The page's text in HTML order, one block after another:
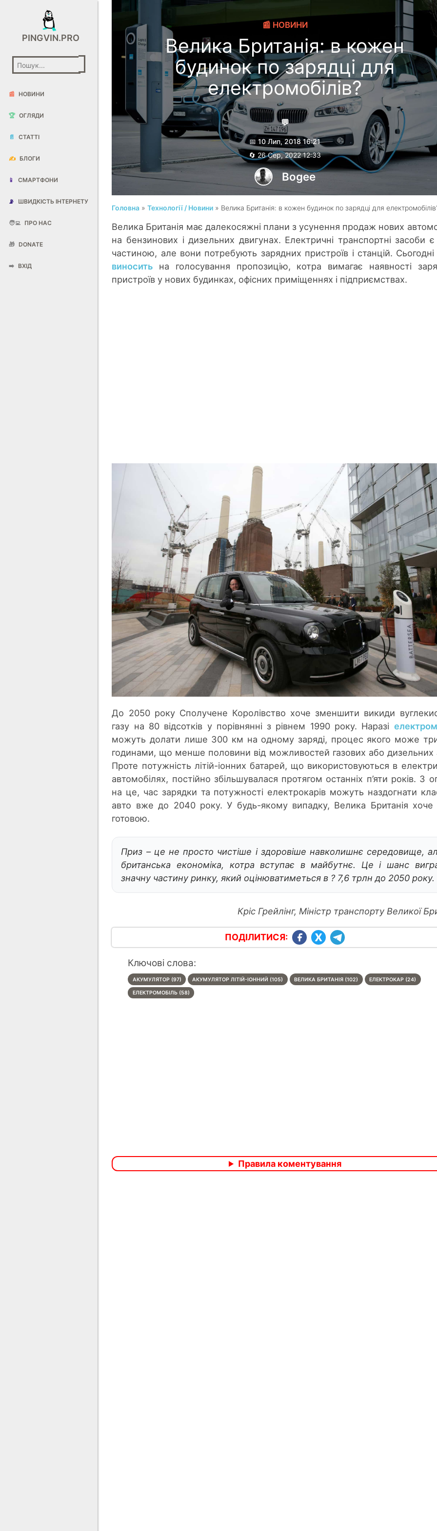
PINGVIN.PRO
📰 НОВИНИ
🏆 ОГЛЯДИ
📄 СТАТТІ
✍️ БЛОГИ
📱 СМАРТФОНИ
📡 ШВИДКІСТЬ ІНТЕРНЕТУ
🧑‍💻 ПРО НАС
🎁 DONATE
➡️ ВХІД
📰 НОВИНИ
Велика Британія: в кожен
будинок по зарядці для
електромобілів?
💬
📅 10 Лип, 2018 16:21
🔄 26 Сер, 2022 12:33
Bogee
Головна »Технології / Новини » Велика Британія: в кожен будинок по зарядці для
Велика Британія має далекосяжні плани з усунення продаж нових
на бензинових і дизельних двигунах. Електричні транспортні засоби є
частиною, але вони потребують зарядних пристроїв і станцій.
виносить на голосування пропозицію, котра вимагає наявності
пристроїв у нових будинках, офісних приміщеннях і підприємствах.
До 2050 року Сполучене Королівство хоче зменшити викиди
газу на 80 відсотків у порівнянні з рівнем 1990 року. Наразі
можуть долати лише 300 км на одному заряді, процес якого може
годинами, що менше половини від можливостей газових або дизельних
Проте потужність літій-іонних батарей, що використовуються в
автомобілях, постійно збільшувалася протягом останніх п’яти років. З
на це, час зарядки та потужності електрокарів можуть наздогнати
авто вже до 2040 року. У будь-якому випадку, Велика Британія хоче
готовою.
Приз – це не просто чистіше і здоровіше навколишнє середовище,
британська економіка, котра вступає в майбутнє. Це і шанс
значну частину ринку, який оцінюватиметься в ? 7,6 трлн до 2050 року.
Кріс Грейлінг, Міністр транспорту Великої
ПОДІЛИТИСЯ:
Ключові слова:
АКУМУЛЯТОР (97) АКУМУЛЯТОР ЛІТІЙ-ІОННИЙ (105) ВЕЛИКА БРИТАНІЯ (102) ЕЛЕКТРОКАР (24)
ЕЛЕКТРОМОБІЛЬ (58)
Правила коментування